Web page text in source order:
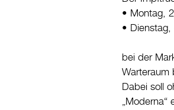
• Montag,
•
bei der
Warteraum
Dabei soll
„Moderna“